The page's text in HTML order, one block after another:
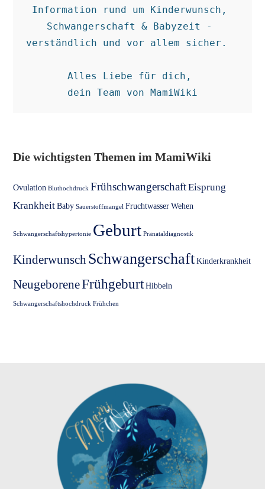
Information rund um Kinderwunsch,
Schwangerschaft & Babyzeit -
verständlich und vor allem sicher.
Alles Liebe für dich,
dein Team von MamiWiki
Die wichtigsten Themen im MamiWiki
Ovulation Bluthochdruck FrühschwangerschaftEisprung
Krankheit Baby Sauerstoffmangel Fruchtwasser Wehen
Schwangerschaftshypertonie Geburt Pränataldiagnostik
KinderwunschSchwangerschaft Kinderkrankheit
NeugeboreneFrühgeburtHibbeln
Schwangerschaftshochdruck Frühchen